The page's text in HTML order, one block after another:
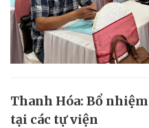
Thanh Hóa: Bổ
tại các tự viện